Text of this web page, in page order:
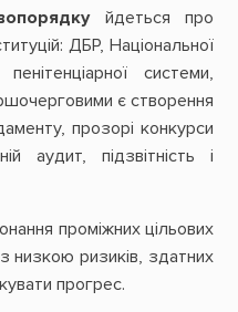
йдеться про
ДБР, Національної
системи,
є створення
прозорі конкурси
аудит, підзвітність і
проміжних цільових
низкою ризиків, здатних
прогрес.